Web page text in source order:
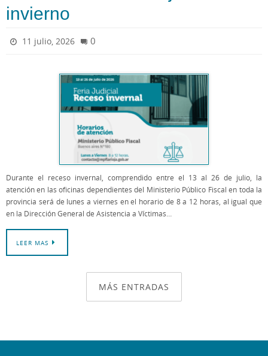
invierno
11 julio, 2026 0
Durante el receso invernal, comprendido entre el 13 al 26 de julio, la
atención en las oficinas dependientes del Ministerio Público Fiscal en toda la
provincia será de lunes a viernes en el horario de 8 a 12 horas, al igual que
en la Dirección General de Asistencia a Víctimas…
LEER MAS
MÁS ENTRADAS